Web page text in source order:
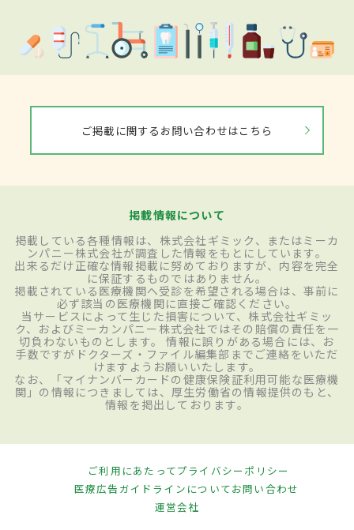
ご掲載に関するお問い合わせはこちら
掲載情報について
掲載している各種情報は、株式会社ギミック、またはミーカ
ンパニー株式会社が調査した情報をもとにしています。
出来るだけ正確な情報掲載に努めておりますが、内容を完全
に保証するものではありません。
掲載されている医療機関へ受診を希望される場合は、事前に
必ず該当の医療機関に直接ご確認ください。
当サービスによって生じた損害について、株式会社ギミッ
ク、およびミーカンパニー株式会社ではその賠償の責任を一
切負わないものとします。 情報に誤りがある場合には、お
手数ですがドクターズ・ファイル編集部までご連絡をいただ
けますようお願いいたします。
なお、「マイナンバーカードの健康保険証利用可能な医療機
関」の情報につきましては、厚生労働省の情報提供のもと、
情報を掲出しております。
ご利用にあたってプライバシーポリシー
医療広告ガイドラインについてお問い合わせ
運営会社